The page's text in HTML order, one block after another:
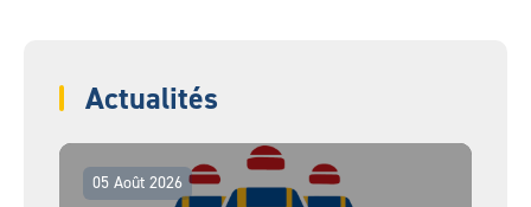
Actualités
05 Août 2026